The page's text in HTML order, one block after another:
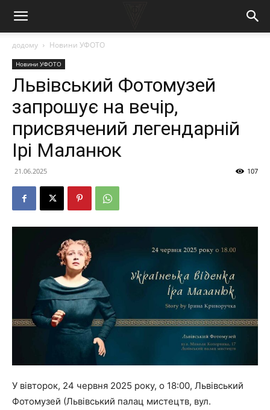
додому Новини УФОТО
Новини УФОТО
Львівський Фотомузей
запрошує на вечір,
присвячений легендарній
Ірі Маланюк
21.06.2025 107
У вівторок, 24 червня 2025 року, о 18:00, Львівський
Фотомузей (Львівський палац мистецтв, вул.